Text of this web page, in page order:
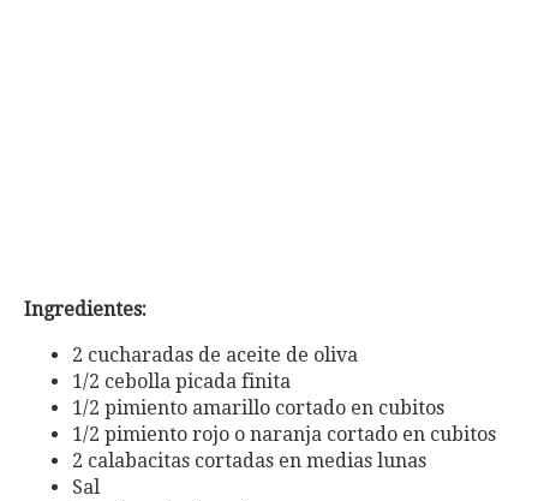
Ingredientes:
2 cucharadas de aceite de oliva
1/2 cebolla picada finita
1/2 pimiento amarillo cortado en cubitos
1/2 pimiento rojo o naranja cortado en cubitos
2 calabacitas cortadas en medias lunas
Sal